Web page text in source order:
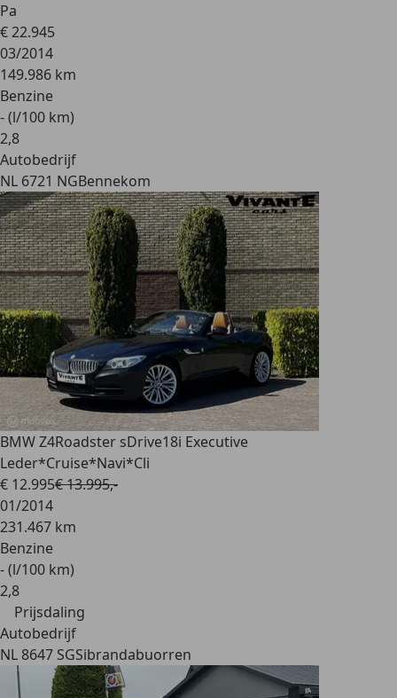
Pa
€ 22.945
03/2014
149.986 km
Benzine
- (l/100 km)
2,8
Autobedrijf
NL 6721 NGBennekom
BMW Z4Roadster sDrive18i Executive
Leder*Cruise*Navi*Cli
€ 12.995€ 13.995,-
01/2014
231.467 km
Benzine
- (l/100 km)
2,8
Prijsdaling
Autobedrijf
NL 8647 SGSibrandabuorren